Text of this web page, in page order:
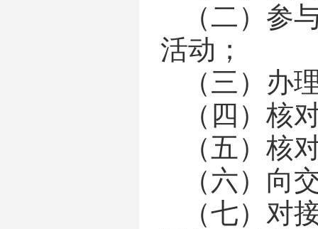
（二） 参
活动；
（三） 办
（四） 核
（五） 核
（六） 向
（七） 对